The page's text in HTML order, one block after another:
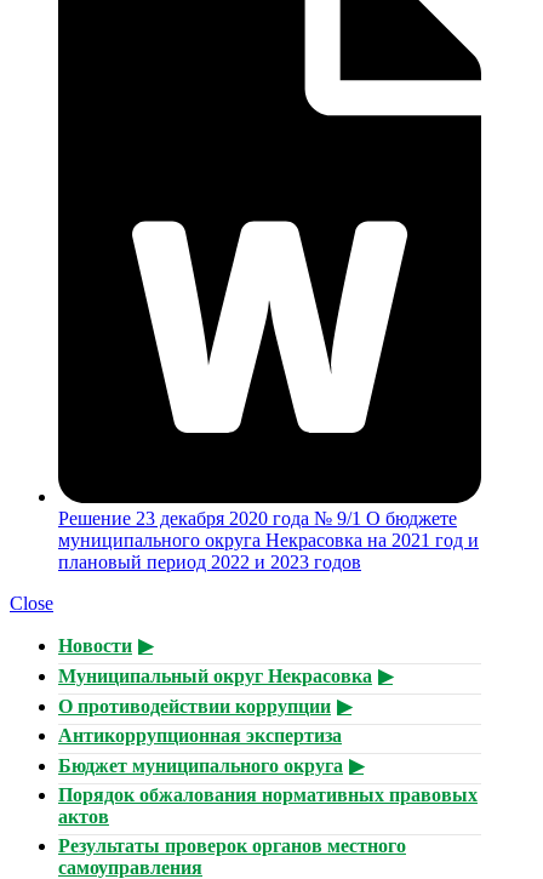
Решение 23 декабря 2020 года № 9/1 О бюджете
муниципального округа Некрасовка на 2021 год и
плановый период 2022 и 2023 годов
Close
Новости
Муниципальный округ Некрасовка
О противодействии коррупции
Антикоррупционная экспертиза
Бюджет муниципального округа
Порядок обжалования нормативных правовых
актов
Результаты проверок органов местного
самоуправления